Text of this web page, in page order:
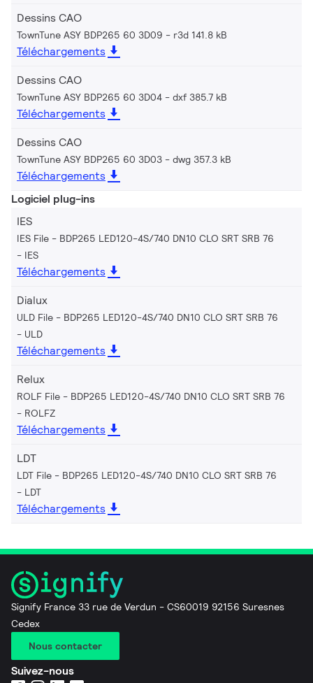
Dessins CAO
TownTune ASY BDP265 60 3D09 r3d 141.8 kB
Téléchargements
Dessins CAO
TownTune ASY BDP265 60 3D04 dxf 385.7 kB
Téléchargements
Dessins CAO
TownTune ASY BDP265 60 3D03 dwg 357.3 kB
Téléchargements
Logiciel plug-ins
IES
IES File - BDP265 LED120-4S/740 DN10 CLO SRT SRB 76
IES
Téléchargements
Dialux
ULD File - BDP265 LED120-4S/740 DN10 CLO SRT SRB 76
ULD
Téléchargements
Relux
ROLF File - BDP265 LED120-4S/740 DN10 CLO SRT SRB 76
ROLFZ
Téléchargements
LDT
LDT File - BDP265 LED120-4S/740 DN10 CLO SRT SRB 76
LDT
Téléchargements
Signify France 33 rue de Verdun - CS60019 92156 Suresnes
Cedex
Nous contacter
Suivez-nous